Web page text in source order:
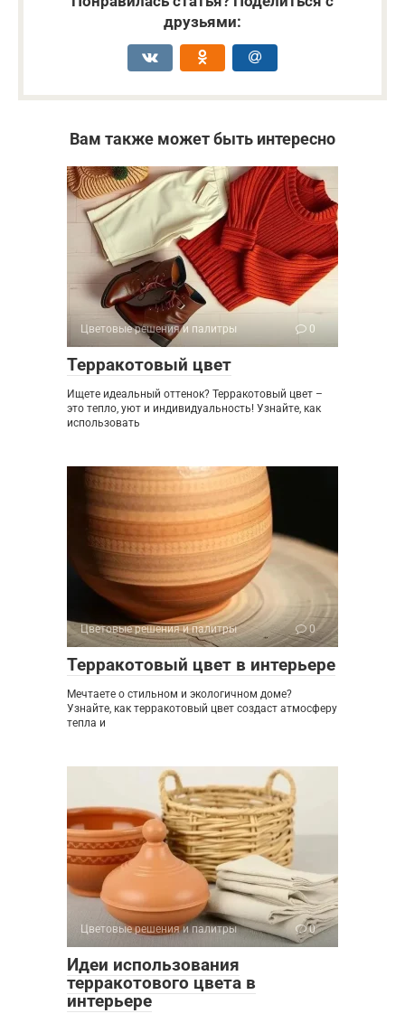
друзьями:
Вам также может быть интересно
Цветовые решения и палитры 0
Терракотовый цвет
Ищете идеальный оттенок? Терракотовый цвет –
это тепло, уют и индивидуальность! Узнайте, как
использовать
Цветовые решения и палитры 0
Терракотовый цвет в интерьере
Мечтаете о стильном и экологичном доме?
Узнайте, как терракотовый цвет создаст атмосферу
тепла и
Цветовые решения и палитры 0
Идеи использования
терракотового цвета в
интерьере